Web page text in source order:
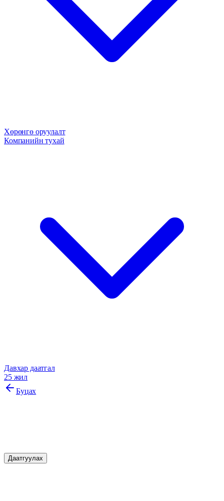
Хөрөнгө оруулалт
Компанийн тухай
Давхар даатгал
25 жил
Буцах
Даатгуулах